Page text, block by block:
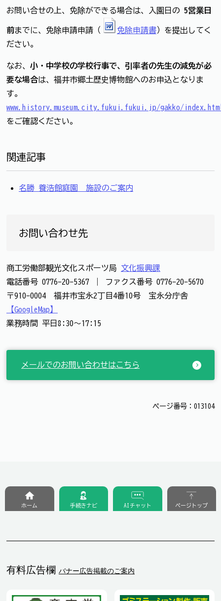
お問い合せの上、免除ができる場合は、入園日の 5営業日
前までに、免除申請申請（ 免除申請書）を提出してく
ださい。
なお、 小・中学校の学校行事で、引率者の先生の減免が必
要な場合は、福井市郷土歴史博物館へのお申込となりま
す。
www.history.museum.city.fukui.fukui.jp/gakko/
をご確認ください。
関連記事
名勝 養浩館庭園 施設のご案内
お問い合わせ先
商工労働部観光文化スポーツ局 文化振興課
電話番号 0776-20-5367 ファクス番号 0776-20-5670
〒910-0004 福井市宝永2丁目4番10号 宝永分庁舎
【GoogleMap】
業務時間 平日8:30～17:15
メールでのお問い合わせはこちら
ページ番号：013104
有料広告欄 バナー広告掲載のご案内
ホーム 手続きナビ AIチャット ページトップ